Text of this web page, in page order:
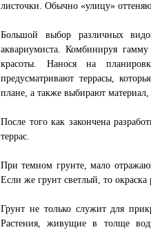
листочки. Обычно «улицу»
Большой выбор различных
аквариумиста. Комбинируя
красоты. Нанося на
предусматривают террасы,
плане, а также выбирают материал,
После того как закончена
террас.
При темном грунте, мало
Если же грунт светлый, то
Грунт не только служит для
Растения, живущие в толще